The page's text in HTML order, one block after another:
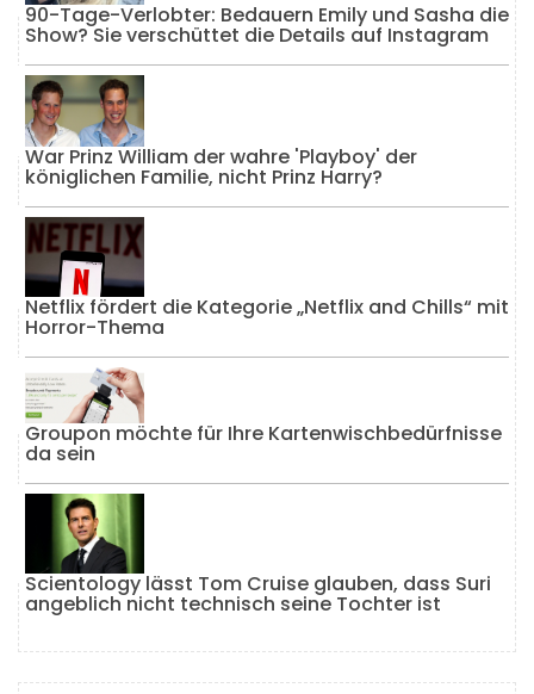
90-Tage-Verlobter: Bedauern Emily und Sasha die
Show? Sie verschüttet die Details auf Instagram
War Prinz William der wahre 'Playboy' der
königlichen Familie, nicht Prinz Harry?
Netflix fördert die Kategorie „Netflix and Chills“ mit
Horror-Thema
Groupon möchte für Ihre Kartenwischbedürfnisse
da sein
Scientology lässt Tom Cruise glauben, dass Suri
angeblich nicht technisch seine Tochter ist